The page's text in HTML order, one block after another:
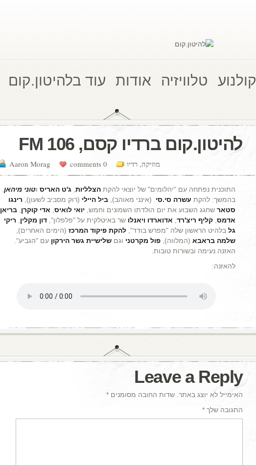
קולנוע טלוויזיה אודות עוד בלהיטון.קום
להיטון.קום ברדיו קסם, 106 FM
Aaron Morag 0 comments מוזיקה, רדיו
התוכנית נפתחה עם "יהלומים" של יוצאי להקת הצלליות ג'ט האריס וטוני מיהאן
בהמשך: להקת עשרה סי.סי . (אינני מאוהב), ביל היילי (רוק מסביב לשעון), רינגו
סטאר שחגג השבוע את יום הולדתו השמונים וחמש, יואי לואיס אדי קוקרן בריאן
אדמס קליף ריצ'רד אדוארדו ויאנלו שר באיטלקית על "פלפלון", דון מקלין
ריקי
גל בלהיט הראשון שלה "מפרש בודד", להקת פיקוד המרכז (הימים האחרים),
שלמה בראבא (המלווה), פול מקרטני וגם שלישיית גשר הירקון עם "הגביע".
האזנה נעימה ובשורות טובות.
להאזנה:
Leave a Reply
האימייל לא יוצג באתר. שדות החובה מסומנים *
התגובה שלך *